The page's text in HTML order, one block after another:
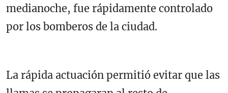
medianoche, fue rápidamente controlado
por los bomberos de la ciudad.
La rápida actuación permitió evitar que las